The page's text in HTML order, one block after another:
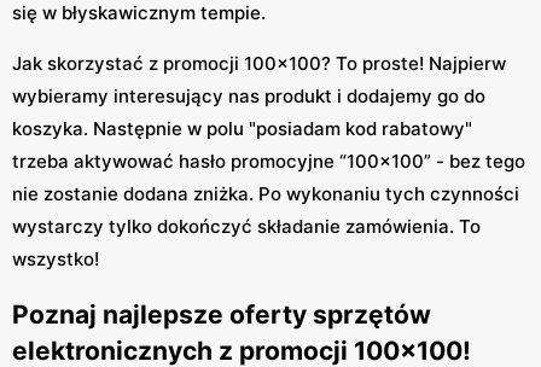
się w błyskawicznym tempie.
Jak skorzystać z promocji 100x100? To proste! Najpierw
wybieramy interesujący nas produkt i dodajemy go do
koszyka. Następnie w polu "posiadam kod rabatowy"
trzeba aktywować hasło promocyjne “100x100” - bez tego
nie zostanie dodana zniżka. Po wykonaniu tych czynności
wystarczy tylko dokończyć składanie zamówienia. To
wszystko!
Poznaj najlepsze oferty sprzętów
elektronicznych z promocji 100x100!